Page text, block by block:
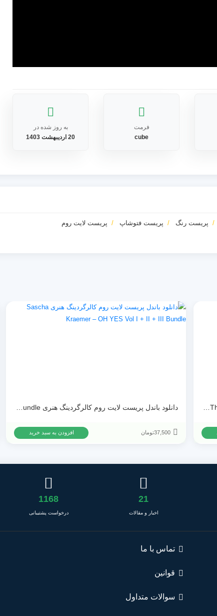
فرمت
cube
به روز شده در
20 اردیبهشت 1403
پریست رنگ پریست فتوشاپ پریست لایت روم
37,500تومان افزودن به سبد خرید
21
اخبار و مقالات
1168
درخواست پشتیبانی
تماس با ما
قوانین
سوالات متداول